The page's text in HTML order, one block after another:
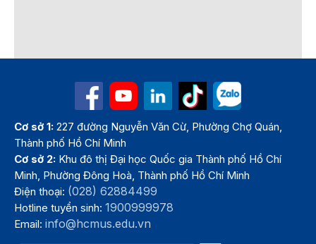
Cơ sở 1: 227 đường Nguyễn Văn Cừ, Phường Chợ Quán,
Thành phố Hồ Chí Minh
Cơ sở 2: Khu đô thị Đại học Quốc gia Thành phố Hồ Chí
Minh, Phường Đông Hoà, Thành phố Hồ Chí Minh
Điện thoại: (028) 62884499
Hotline tuyển sinh:1900999978
Email:info@hcmus.edu.vn